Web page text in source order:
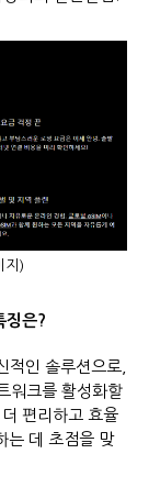
지)
징은?
인 솔루션으로,
워크를 활성화할
편리하고 효율
는 데 초점을 맞